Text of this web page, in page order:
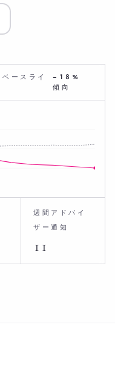
ースライ
−18%
傾向
週間アドバイ
ザー通知
11